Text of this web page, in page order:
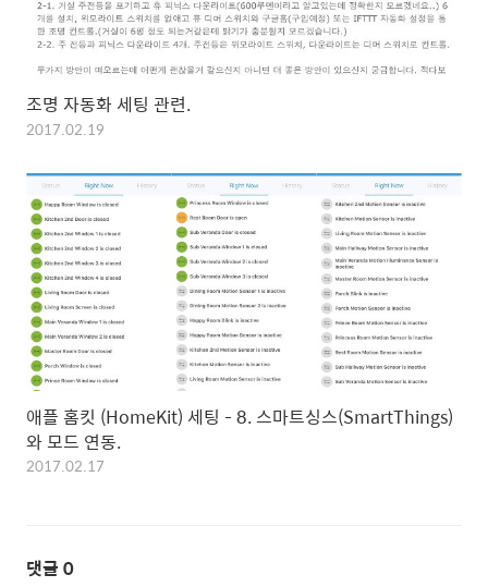
조명 자동화 세팅 관련.
2017.02.19
애플 홈킷 (HomeKit) 세팅 - 8. 스마트싱스(SmartThings)
와 모드 연동.
2017.02.17
댓글 0